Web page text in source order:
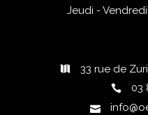
Jeudi -
33 rue de
03